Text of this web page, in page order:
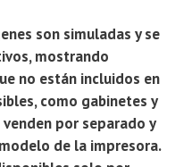
son simuladas y se
mostrando
no están incluidos en
como gabinetes y
por separado y
de la impresora.